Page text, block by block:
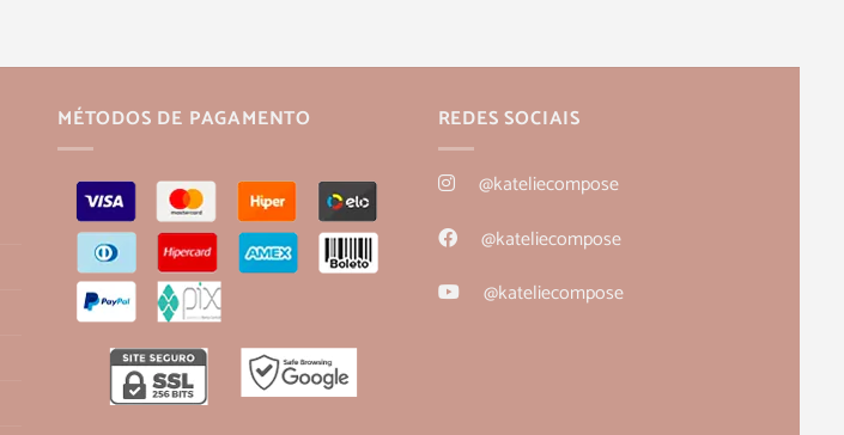
MÉTODOS DE PAGAMENTO REDES SOCIAIS
@kateliecompose
@kateliecompose
@kateliecompose